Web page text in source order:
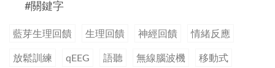
#關鍵字
藍芽生理回饋 生理回饋 神經回饋 情緒反應
放鬆訓練 qEEG 語聽 無線腦波機 移動式